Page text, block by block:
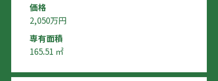
価格
2,050万円
専有面積
165.51 ㎡